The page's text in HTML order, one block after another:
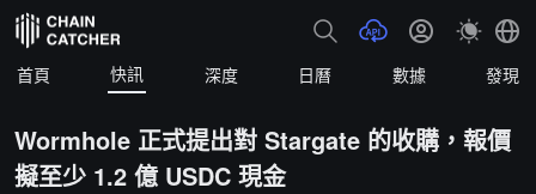
首頁 快訊 深度 日曆 數據 發現
Wormhole 正式提出對 Stargate 的收購，報價
擬至少 1.2 億 USDC 現金